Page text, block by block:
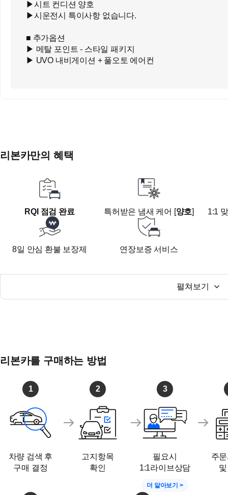
▶시트 컨디션 양호
▶시운전시 특이사항 없습니다.
■ 추가옵션
▶ 메탈 포인트 - 스타일 패키지
▶ UVO 내비게이션 + 풀오토 에어컨
리본카만의 혜택
RQI 점검 완료 특허받은 냄새 케어 [양호] 1:1
8일 안심 환불 보장제 연장보증 서비스
펼쳐보기
리본카를 구매하는 방법
1
차량 검색 후
구매 결정
2
고지항목
확인
3
필요시
1:1라이브상담
더 알아보기 >
주